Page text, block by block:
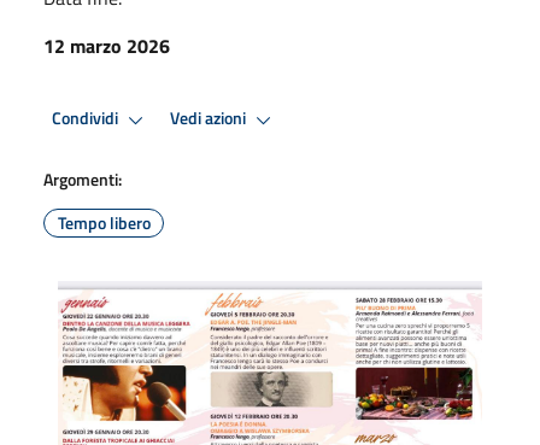
12 marzo 2026
Condividi Vedi azioni
Argomenti:
Tempo libero